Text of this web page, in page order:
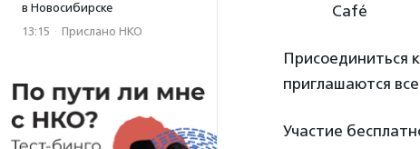
в Новосибирске
13:15 · Прислано НКО
Café
Присоединиться
приглашаются
Участие